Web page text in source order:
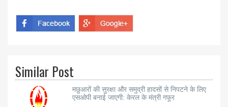
Similar Post
मछुआरों की सुरक्षा और समुद्री हादसों से निपटने के लिए
एसओपी बनाई जाएगी: केरल के मंत्री गफूर